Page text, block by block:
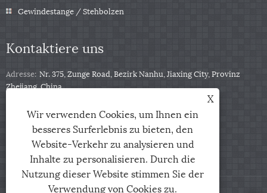
Gewindestange / Stehbolzen
Kontaktiere uns
Adresse: Nr. 375, Zunge Road, Bezirk Nanhu, Jiaxing City, Provinz
Zhejiang, China
Telefon: +86-13511332403
X
Wir verwenden Cookies, um Ihnen ein
besseres Surferlebnis zu bieten, den
Website-Verkehr zu analysieren und
Inhalte zu personalisieren. Durch die
Nutzung dieser Website stimmen Sie der
Verwendung von Cookies zu.